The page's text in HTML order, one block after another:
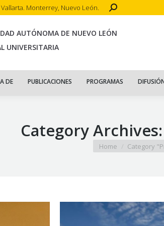
Monterrey, Nuevo León. Search:
AUTÓNOMA DE NUEVO LEÓN
UNIVERSITARIA
DE PUBLICACIONES PROGRAMAS
Category Archives:
You are here:
Home Category
INICIO ACERCA DE PUBLICACIONES